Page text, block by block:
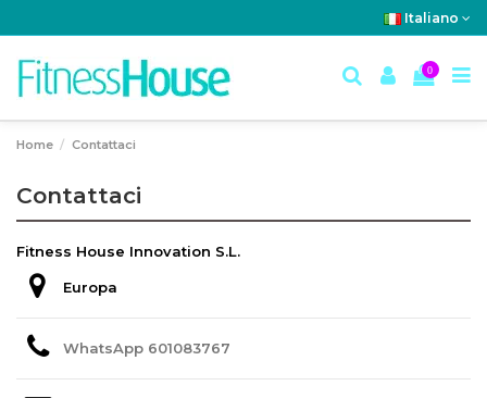
Italiano
0
Home Contattaci
Contattaci
Fitness House Innovation S.L.
Europa
WhatsApp 601083767